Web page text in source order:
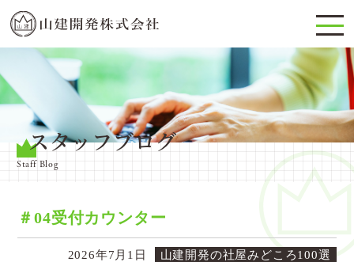
スタッフブログ
Staff Blog
＃04受付カウンター
2026年7月1日 山建開発の社屋みどころ100選